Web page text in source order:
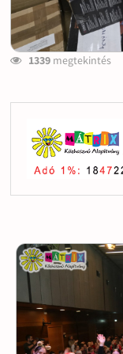
1339megtekintés